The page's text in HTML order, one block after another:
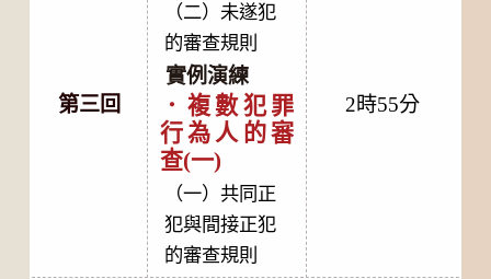
第三回
（二）未遂犯
的審查規則
實例演練
．複數犯罪
行為人的審
查(一)
（一）共同正
犯與間接正犯
的審查規則
2時55分